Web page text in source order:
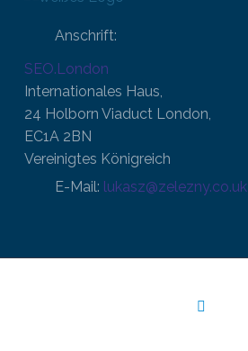
Anschrift:
SEO.London
Internationales Haus,
24 Holborn Viaduct London,
EC1A 2BN
Vereinigtes Königreich
E-Mail: lukasz@zelezny.co.uk